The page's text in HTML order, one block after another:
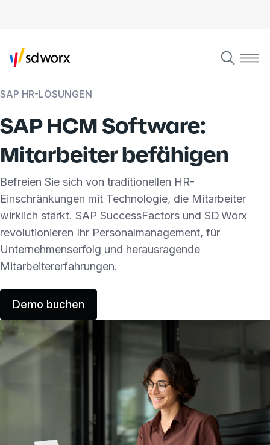
SAP HR-LÖSUNGEN
SAP HCM Software:
Mitarbeiter befähigen
Befreien Sie sich von traditionellen HR-
Einschränkungen mit Technologie, die Mitarbeiter
wirklich stärkt. SAP SuccessFactors und SD Worx
revolutionieren Ihr Personalmanagement, für
Unternehmenserfolg und herausragende
Mitarbeitererfahrungen.
Demo buchen